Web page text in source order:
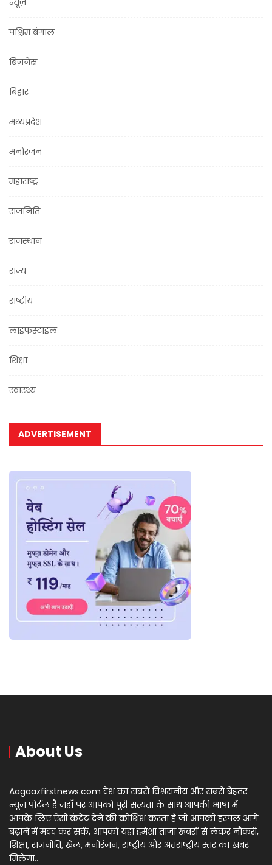
पश्चिम बंगाल
बिज़नेस
बिहार
मध्यप्रदेश
मनोरंजन
महाराष्ट्र
राजनिति
राजस्थान
राज्य
राष्ट्रीय
लाइफस्टाइल
शिक्षा
स्वास्थ्य
ADVERTISEMENT
About Us
Aagaazfirstnews.com देश का सबसे विश्वसनीय और सबसे बेहतर
न्यूज़ पोर्टल है जहाँ पर आपको पूरी सत्यता के साथ आपकी भाषा में
आपके लिए ऐसी कंटेंट देने की कोशिश करता है जो आपको हरपल आगे
बढ़ाने में मदद कर सकें, आपको यहां हमेशा ताज़ा खबरों से लेकर नौकरी,
शिक्षा, राजनीति, खेल, मनोरंजन, राष्ट्रीय और अंतराष्ट्रीय स्तर का खबर
मिलेगा..